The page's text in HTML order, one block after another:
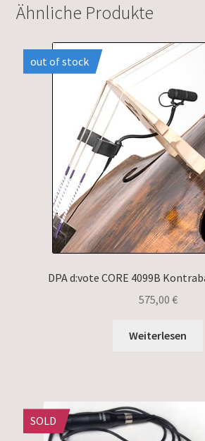
Ähnliche Produkte
out of stock
DPA d:vote CORE 4099B
575,00 €
Weiterlesen
SOLD